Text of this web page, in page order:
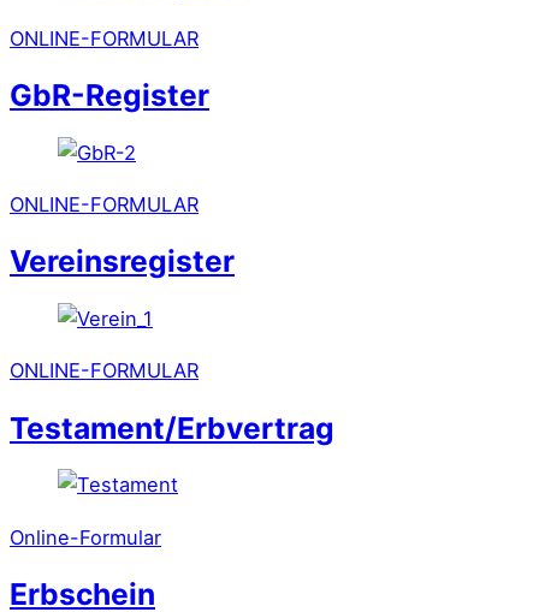
ONLINE-FORMULAR
GbR-Register
ONLINE-FORMULAR
Vereinsregister
ONLINE-FORMULAR
Testament/Erbvertrag
Online-Formular
Erbschein